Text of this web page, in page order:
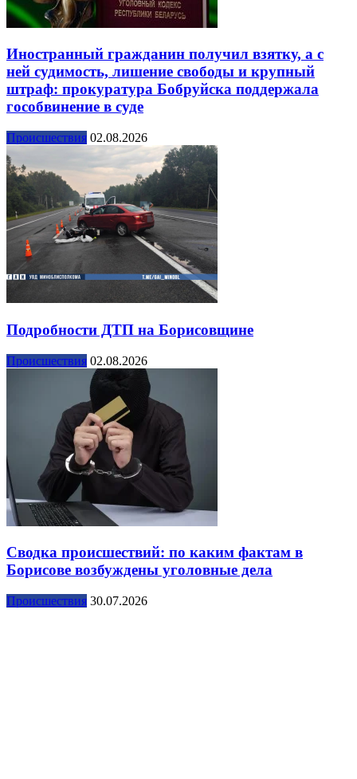
Иностранный гражданин получил взятку, а с
ней судимость, лишение свободы и крупный
штраф: прокуратура Бобруйска поддержала
гособвинение в суде
Происшествия 02.08.2026
Подробности ДТП на Борисовщине
Происшествия 02.08.2026
Сводка происшествий: по каким фактам в
Борисове возбуждены уголовные дела
Происшествия 30.07.2026